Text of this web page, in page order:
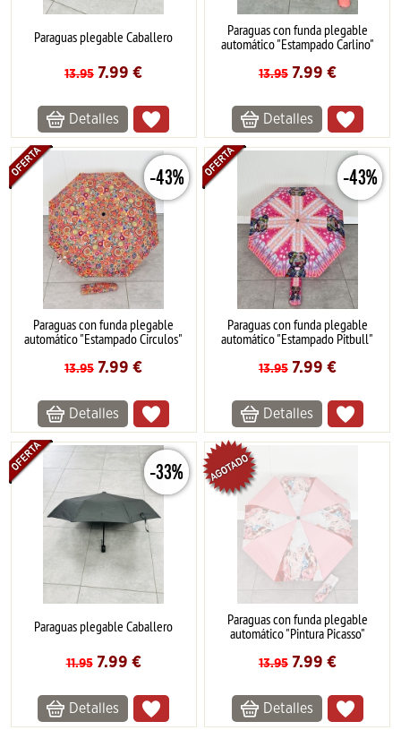
Paraguas plegable Caballero
13.95 7.99 €
Detalles
Paraguas con funda plegable
automático "Estampado Carlino"
13.95 7.99 €
Detalles
-43%
Paraguas con funda plegable
automático "Estampado Circulos"
13.95 7.99 €
Detalles
-43%
Paraguas con funda plegable
automático "Estampado Pitbull"
13.95 7.99 €
Detalles
-33%
Paraguas plegable Caballero
11.95 7.99 €
Detalles
Paraguas con funda plegable
automático "Pintura Picasso"
13.95 7.99 €
Detalles